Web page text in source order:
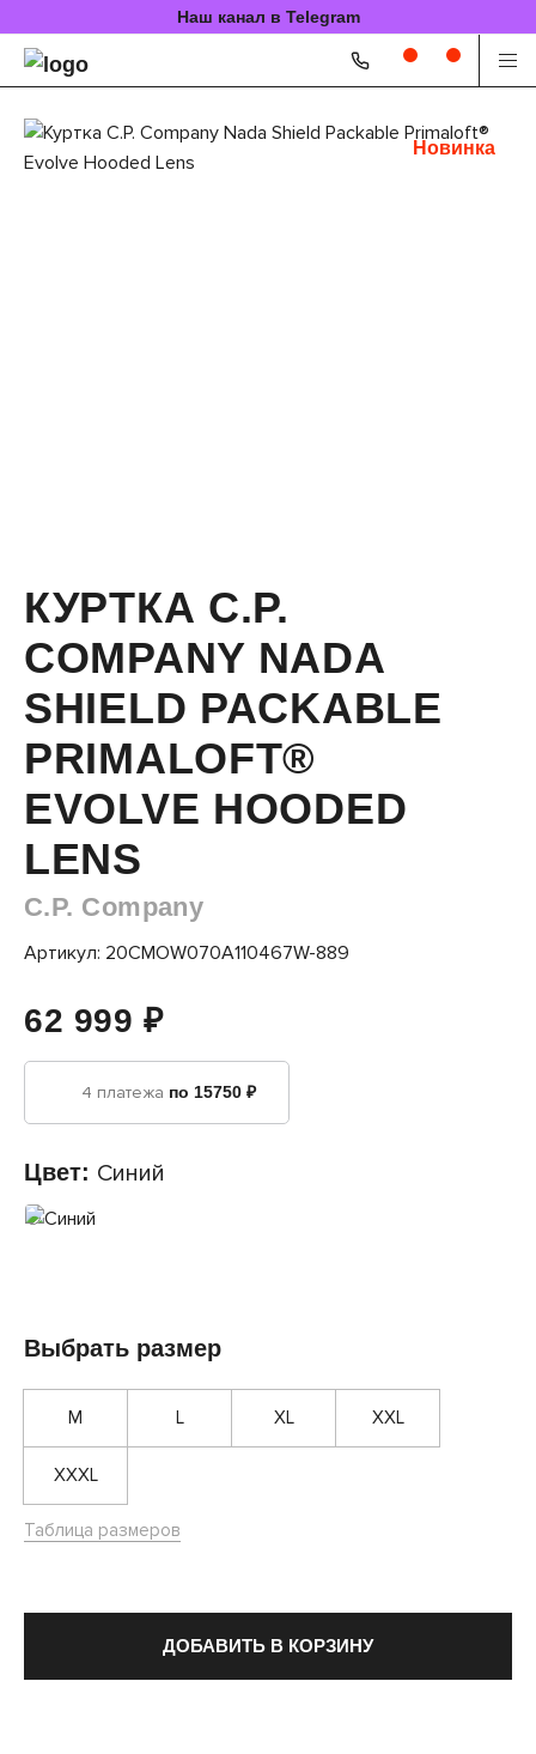
Наш канал в Telegram
Новинка
КУРТКА C.P.
COMPANY NADA
SHIELD PACKABLE
PRIMALOFT®
EVOLVE HOODED
LENS
C.P. Company
Артикул: 20CMOW070A110467W-889
62 999 ₽
4 платежа по 15750 ₽
Цвет: Синий
Выбрать размер
M L XL XXL
XXXL
Таблица размеров
ДОБАВИТЬ В КОРЗИНУ